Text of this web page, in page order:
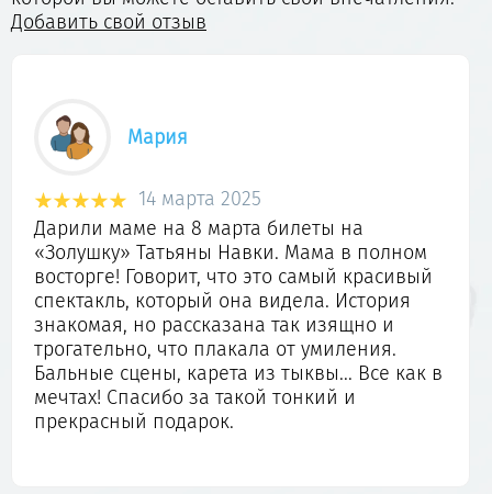
Добавить свой отзыв
Мария
14 марта 2025
Дарили маме на 8 марта билеты на
«Золушку» Татьяны Навки. Мама в полном
восторге! Говорит, что это самый красивый
спектакль, который она видела. История
знакомая, но рассказана так изящно и
трогательно, что плакала от умиления.
Бальные сцены, карета из тыквы... Все как в
мечтах! Спасибо за такой тонкий и
прекрасный подарок.